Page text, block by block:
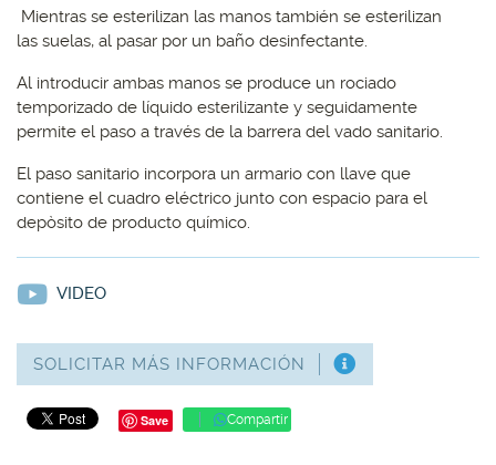
Mientras se esterilizan las manos también se esterilizan
las suelas, al pasar por un baño desinfectante.
Al introducir ambas manos se produce un rociado
temporizado de líquido esterilizante y seguidamente
permite el paso a través de la barrera del vado sanitario.
El paso sanitario incorpora un armario con llave que
contiene el cuadro eléctrico junto con espacio para el
depòsito de producto químico.
VIDEO
Save Compartir
SOLICITAR MÁS INFORMACIÓN